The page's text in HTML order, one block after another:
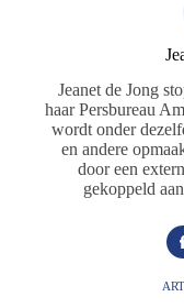
Jeanet de Jong
haar Persbureau
wordt onder
en andere
door een
gekoppeld